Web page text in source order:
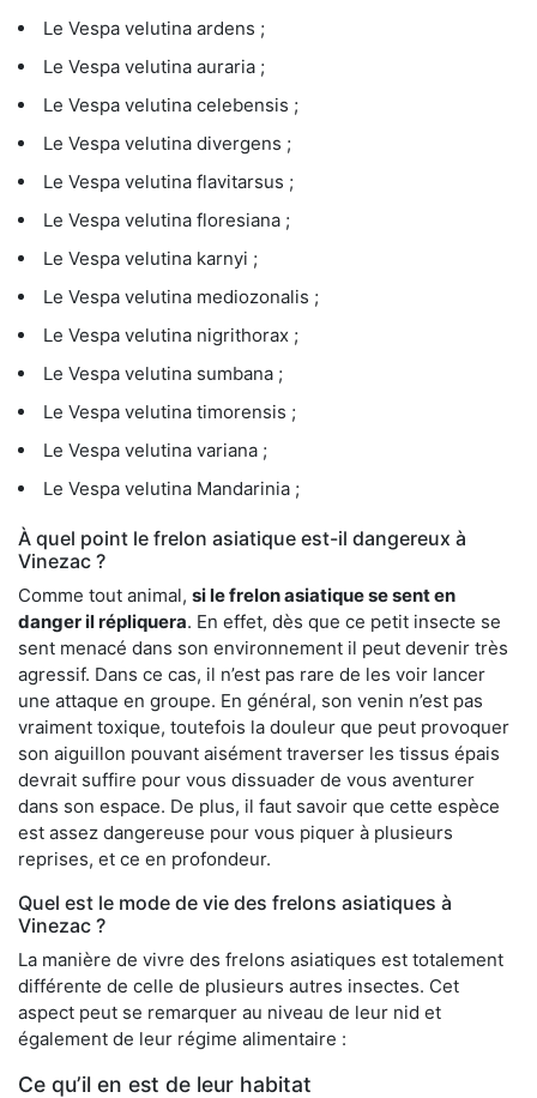
Le Vespa velutina ardens ;
Le Vespa velutina auraria ;
Le Vespa velutina celebensis ;
Le Vespa velutina divergens ;
Le Vespa velutina flavitarsus ;
Le Vespa velutina floresiana ;
Le Vespa velutina karnyi ;
Le Vespa velutina mediozonalis ;
Le Vespa velutina nigrithorax ;
Le Vespa velutina sumbana ;
Le Vespa velutina timorensis ;
Le Vespa velutina variana ;
Le Vespa velutina Mandarinia ;
À quel point le frelon asiatique est-il dangereux à
Vinezac ?
Comme tout animal, si le frelon asiatique se sent en
danger il répliquera. En effet, dès que ce petit insecte se
sent menacé dans son environnement il peut devenir très
agressif. Dans ce cas, il n’est pas rare de les voir lancer
une attaque en groupe. En général, son venin n’est pas
vraiment toxique, toutefois la douleur que peut provoquer
son aiguillon pouvant aisément traverser les tissus épais
devrait suffire pour vous dissuader de vous aventurer
dans son espace. De plus, il faut savoir que cette espèce
est assez dangereuse pour vous piquer à plusieurs
reprises, et ce en profondeur.
Quel est le mode de vie des frelons asiatiques à
Vinezac ?
La manière de vivre des frelons asiatiques est totalement
différente de celle de plusieurs autres insectes. Cet
aspect peut se remarquer au niveau de leur nid et
également de leur régime alimentaire :
Ce qu’il en est de leur habitat